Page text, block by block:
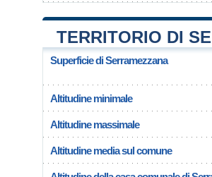
TERRITORIO DI
Superficie di Serramezzana
Altitudine minimale
Altitudine massimale
Altitudine media sul comune